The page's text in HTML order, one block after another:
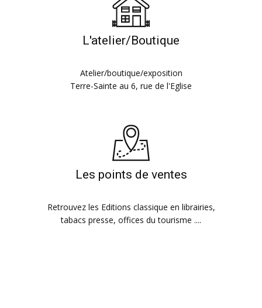
L'atelier/Boutique
Atelier/boutique/exposition
Terre-Sainte au 6, rue de l'Eglise
Les points de ventes
Retrouvez les Editions classique en librairies,
tabacs presse, offices du tourisme ....